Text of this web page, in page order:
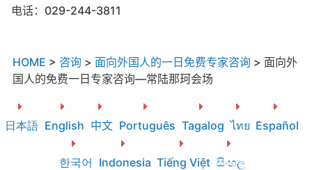
电话：029-244-3811
HOME > 咨询 > 面向外国人的一日免费专家咨询 > 面向外
国人的免费一日专家咨询―常陆那珂会场
日本語 English 中文 Português Tagalog ไทย Español
한국어 Indonesia Tiếng Việt සිංහල